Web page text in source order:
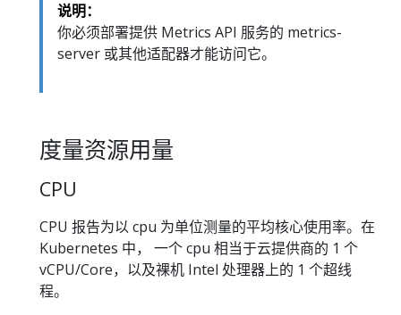
说明：
你必须部署提供 Metrics API 服务的 metrics-
server 或其他适配器才能访问它。
度量资源用量
CPU
CPU 报告为以 cpu 为单位测量的平均核心使用率。在
Kubernetes 中， 一个 cpu 相当于云提供商的 1 个
vCPU/Core，以及裸机 Intel 处理器上的 1 个超线
程。